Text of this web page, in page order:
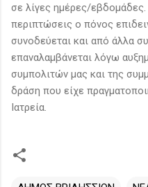
σε λίγες ημέρες/
περιπτώσεις ο πόνος
συνοδεύεται και από άλλα
επαναλαμβάνεται λόγω
συμπολιτών μας και της
δράση που είχε
Ιατρεία.